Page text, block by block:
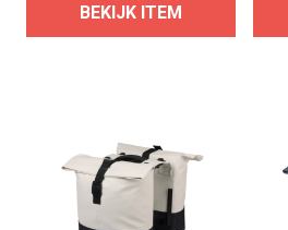
BEKIJK ITEM